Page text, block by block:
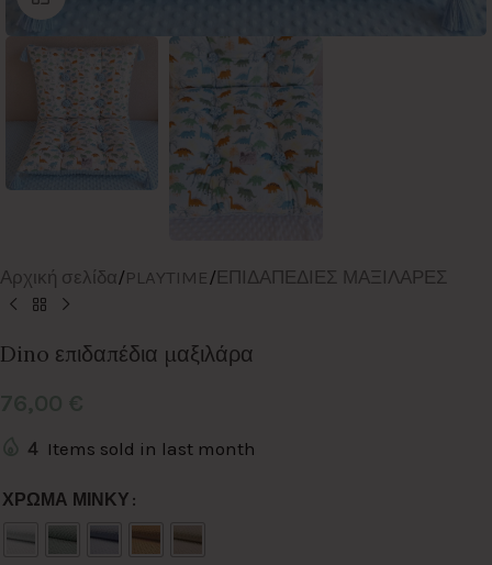
Αρχική σελίδα/PLAYTIME /ΕΠΙΔΑΠΕΔΙΕΣ ΜΑΞΙΛΑΡΕΣ
Dino επιδαπέδια μαξιλάρα
4 Items sold in last month
ΧΡΩΜΑ ΜΙΝΚΥ
Alternative: